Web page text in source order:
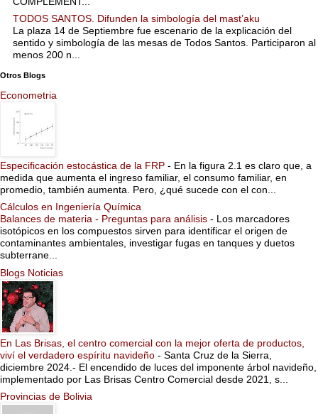
TODOS SANTOS. Difunden la simbología del mast’aku
La plaza 14 de Septiembre fue escenario de la explicación del
sentido y simbología de las mesas de Todos Santos. Participaron al
menos 200 n...
Otros Blogs
Econometria
Especificación estocástica de la FRP - En la figura 2.1 es claro que, a
medida que aumenta el ingreso familiar, el consumo familiar, en
promedio, también aumenta. Pero, ¿qué sucede con el con...
Cálculos en Ingeniería Química
Balances de materia - Preguntas para análisis - Los marcadores
isotópicos en los compuestos sirven para identificar el origen de
contaminantes ambientales, investigar fugas en tanques y duetos
subterrane...
Blogs Noticias
En Las Brisas, el centro comercial con la mejor oferta de productos,
viví el verdadero espíritu navideño - Santa Cruz de la Sierra,
diciembre 2024.- El encendido de luces del imponente árbol navideño,
implementado por Las Brisas Centro Comercial desde 2021, s...
Provincias de Bolivia